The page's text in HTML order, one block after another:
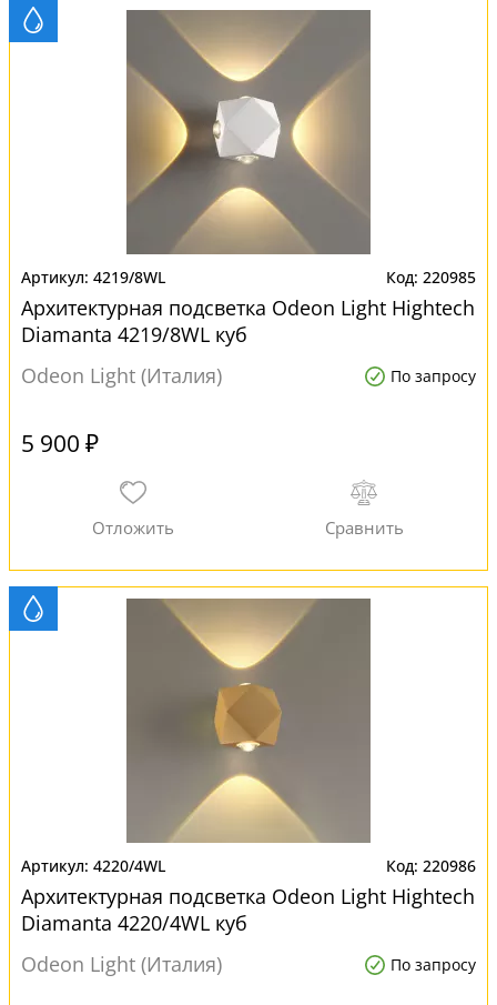
4219/8WL 220985
Архитектурная подсветка Odeon Light Hightech
Diamanta 4219/8WL куб
Odeon Light (Италия)
По запросу
5 900 ₽
4220/4WL 220986
Архитектурная подсветка Odeon Light Hightech
Diamanta 4220/4WL куб
Odeon Light (Италия)
По запросу